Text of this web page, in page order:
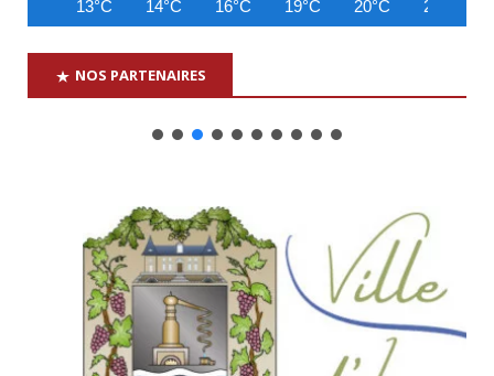
13°C 14°C 16°C 19°C 20°C 22°C
NOS PARTENAIRES